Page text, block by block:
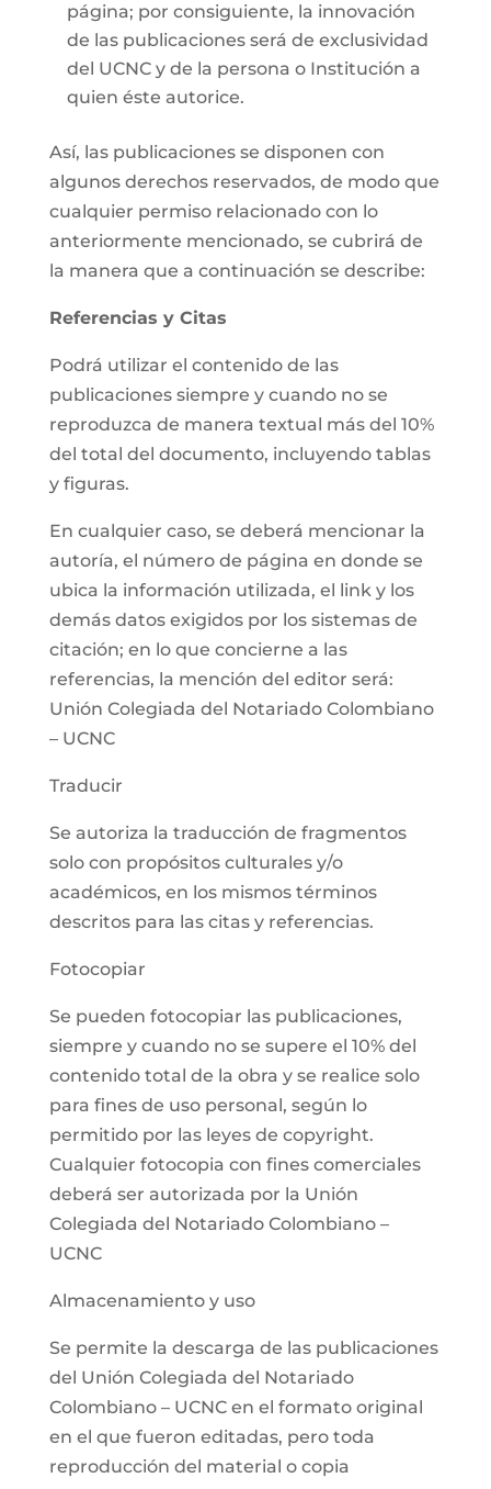
página; por consiguiente, la innovación
de las publicaciones será de exclusividad
del UCNC y de la persona o Institución a
quien éste autorice.
Así, las publicaciones se disponen con
algunos derechos reservados, de modo que
cualquier permiso relacionado con lo
anteriormente mencionado, se cubrirá de
la manera que a continuación se describe:
Referencias y Citas
Podrá utilizar el contenido de las
publicaciones siempre y cuando no se
reproduzca de manera textual más del 10%
del total del documento, incluyendo tablas
y figuras.
En cualquier caso, se deberá mencionar la
autoría, el número de página en donde se
ubica la información utilizada, el link y los
demás datos exigidos por los sistemas de
citación; en lo que concierne a las
referencias, la mención del editor será:
Unión Colegiada del Notariado Colombiano
– UCNC
Traducir
Se autoriza la traducción de fragmentos
solo con propósitos culturales y/o
académicos, en los mismos términos
descritos para las citas y referencias.
Fotocopiar
Se pueden fotocopiar las publicaciones,
siempre y cuando no se supere el 10% del
contenido total de la obra y se realice solo
para fines de uso personal, según lo
permitido por las leyes de copyright.
Cualquier fotocopia con fines comerciales
deberá ser autorizada por la Unión
Colegiada del Notariado Colombiano –
UCNC
Almacenamiento y uso
Se permite la descarga de las publicaciones
del Unión Colegiada del Notariado
Colombiano – UCNC en el formato original
en el que fueron editadas, pero toda
reproducción del material o copia